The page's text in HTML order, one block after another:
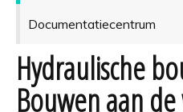
Documentatiecentrum
Hydraulische
Bouwen aan